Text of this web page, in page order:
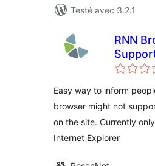
Testé avec 3.2.1
RNN
Easy way to inform
browser might not
on the site. Currently
Internet Explorer